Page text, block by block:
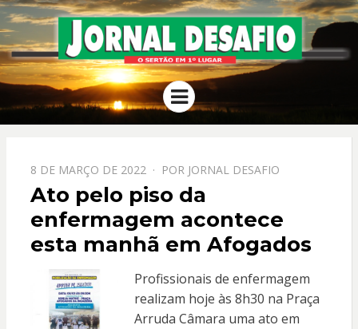
JORNAL
DESAFIO
O Sertão em 1º Lugar
Menu
PPOSTADO
EM
8 DE MARÇO DE 2022 POR JORNAL DESAFIO
Ato pelo piso da
enfermagem acontece
esta manhã em Afogados
Profissionais de enfermagem
realizam hoje às 8h30 na Praça
Arruda Câmara uma ato em